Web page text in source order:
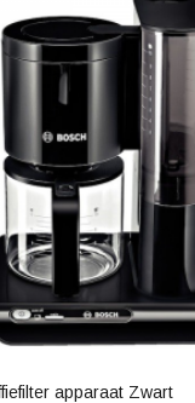
apparaat Zwart